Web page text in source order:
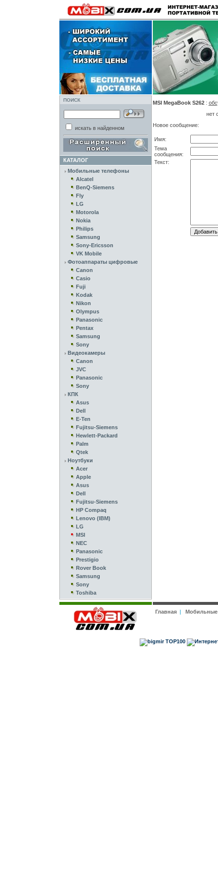
ПОИСК
искать в найденном
КАТАЛОГ
Мобильные телефоны
Alcatel
BenQ-Siemens
Fly
LG
Motorola
Nokia
Philips
Samsung
Sony-Ericsson
VK Mobile
Фотоаппараты цифровые
Canon
Casio
Fuji
Kodak
Nikon
Olympus
Panasonic
Pentax
Samsung
Sony
Видеокамеры
Canon
JVC
Panasonic
Sony
КПК
Asus
Dell
E-Ten
Fujitsu-Siemens
Hewlett-Packard
Palm
Qtek
Ноутбуки
Acer
Apple
Asus
Dell
Fujitsu-Siemens
HP Compaq
Lenovo (IBM)
LG
MSI
NEC
Panasonic
Prestigio
Rover Book
Samsung
Sony
Toshiba
MSI MegaBook S262:
нет
Новое сообщение:
Имя:
Тема
сообщения:
Текст:
Главная|